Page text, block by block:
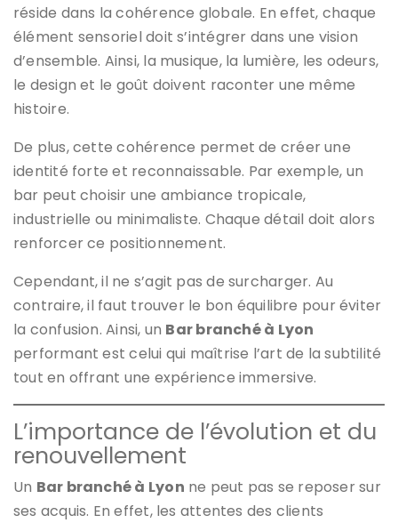
réside dans la cohérence globale. En effet, chaque
élément sensoriel doit s’intégrer dans une vision
d’ensemble. Ainsi, la musique, la lumière, les odeurs,
le design et le goût doivent raconter une même
histoire.
De plus, cette cohérence permet de créer une
identité forte et reconnaissable. Par exemple, un
bar peut choisir une ambiance tropicale,
industrielle ou minimaliste. Chaque détail doit alors
renforcer ce positionnement.
Cependant, il ne s’agit pas de surcharger. Au
contraire, il faut trouver le bon équilibre pour éviter
la confusion. Ainsi, un Bar branché à Lyon
performant est celui qui maîtrise l’art de la subtilité
tout en offrant une expérience immersive.
L’importance de l’évolution et du
renouvellement
Un Bar branché à Lyon ne peut pas se reposer sur
ses acquis. En effet, les attentes des clients